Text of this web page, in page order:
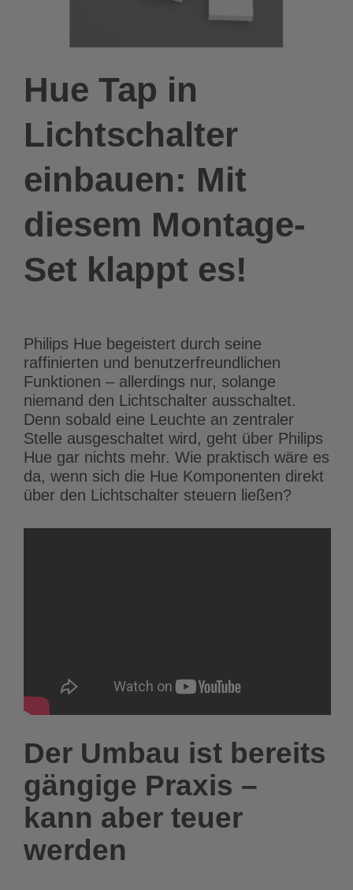
Hue Tap in
Lichtschalter
einbauen: Mit
diesem Montage-
Set klappt es!
Philips Hue begeistert durch seine
raffinierten und benutzerfreundlichen
Funktionen – allerdings nur, solange
niemand den Lichtschalter ausschaltet.
Denn sobald eine Leuchte an zentraler
Stelle ausgeschaltet wird, geht über Philips
Hue gar nichts mehr. Wie praktisch wäre es
da, wenn sich die Hue Komponenten direkt
über den Lichtschalter steuern ließen?
Der Umbau ist bereits
gängige Praxis –
kann aber teuer
werden